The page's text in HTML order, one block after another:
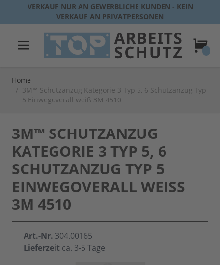
Direkt zum Inhalt
VERKAUF NUR AN GEWERBLICHE KUNDEN - KEIN
VERKAUF AN PRIVATPERSONEN
Home
/ 3M™ Schutzanzug Kategorie 3 Typ 5, 6 Schutzanzug Typ
5 Einwegoverall weiß 3M 4510
3M™ SCHUTZANZUG
KATEGORIE 3 TYP 5, 6
SCHUTZANZUG TYP 5
EINWEGOVERALL WEISS 3
M 4510
Art.-Nr. 304.00165
Lieferzeit ca. 3-5 Tage